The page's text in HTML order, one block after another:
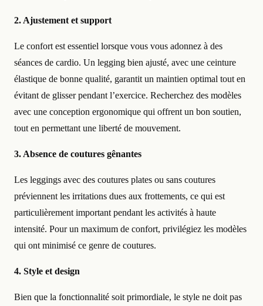
2. Ajustement et support
Le confort est essentiel lorsque vous vous adonnez à des
séances de cardio. Un legging bien ajusté, avec une ceinture
élastique de bonne qualité, garantit un maintien optimal tout en
évitant de glisser pendant l’exercice. Recherchez des modèles
avec une conception ergonomique qui offrent un bon soutien,
tout en permettant une liberté de mouvement.
3. Absence de coutures gênantes
Les leggings avec des coutures plates ou sans coutures
préviennent les irritations dues aux frottements, ce qui est
particulièrement important pendant les activités à haute
intensité. Pour un maximum de confort, privilégiez les modèles
qui ont minimisé ce genre de coutures.
4. Style et design
Bien que la fonctionnalité soit primordiale, le style ne doit pas